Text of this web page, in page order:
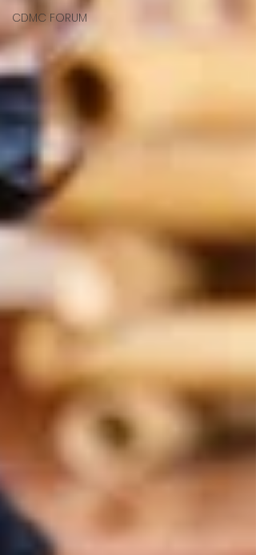
CDMC FORUM